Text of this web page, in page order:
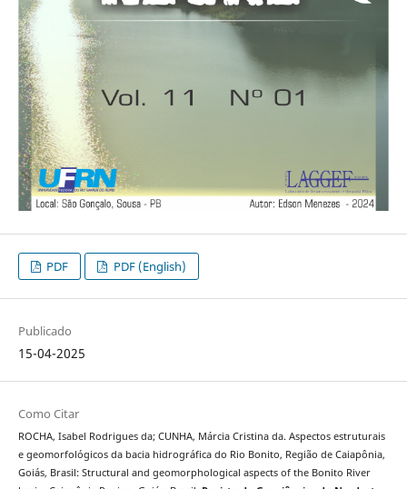
PDF PDF (English)
Publicado
15-04-2025
Como Citar
ROCHA, Isabel Rodrigues da; CUNHA, Márcia Cristina da. Aspectos estruturais
e geomorfológicos da bacia hidrográfica do Rio Bonito, Região de Caiapônia,
Goiás, Brasil: Structural and geomorphological aspects of the Bonito River